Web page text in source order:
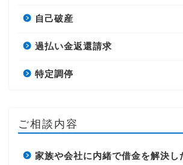
自己破産
過払い金返還請求
特定調停
ご相談内容
家族や会社に内緒で借金を解決し